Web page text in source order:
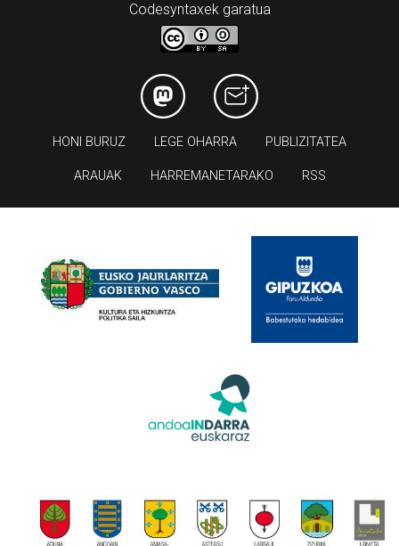
Codesyntaxek garatua
HONI BURUZ LEGE OHARRA PUBLIZITATEA
ARAUAK HARREMANETARAKO RSS